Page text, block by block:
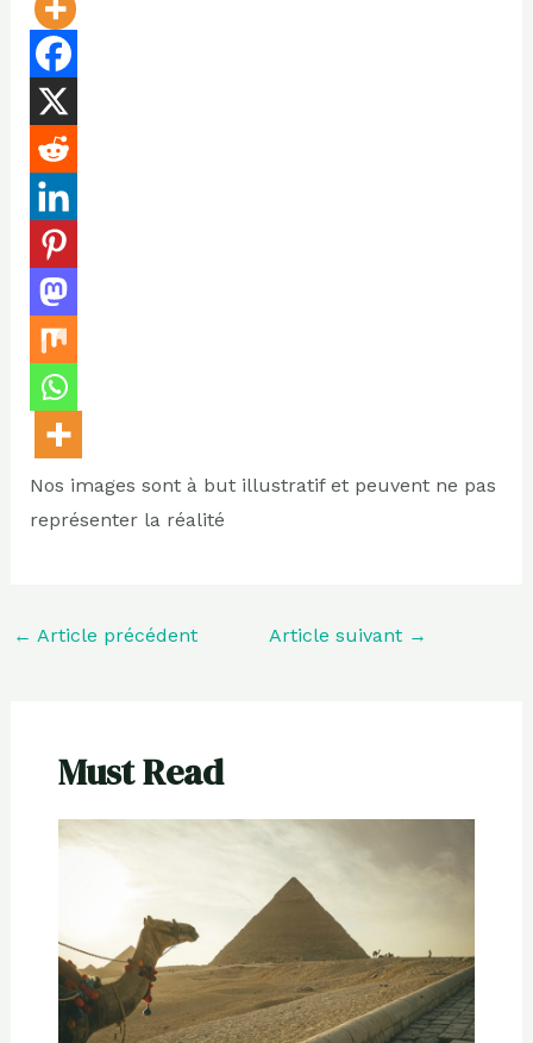
Nos images sont à but illustratif et peuvent ne pas
représenter la réalité
← Article précédent Article suivant →
Must Read